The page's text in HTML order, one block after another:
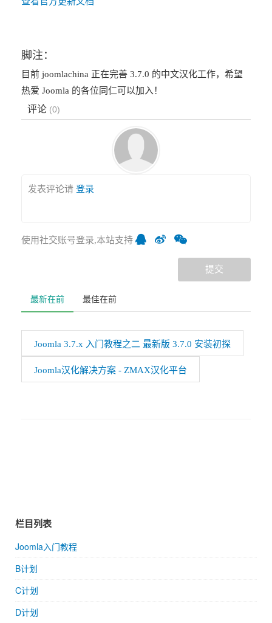
脚注：
目前 joomlachina 正在完善 3.7.0 的中文汉化工作，希望
热爱 Joomla 的各位同仁可以加入！
评论 (0)
发表评论请 登录
使用社交账号登录,本站支持
提交
最新在前 最佳在前
Joomla 3.7.x 入门教程之二 最新版 3.7.0 安装初探
Joomla汉化解决方案 - ZMAX汉化平台
栏目列表
Joomla入门教程
B计划
C计划
D计划